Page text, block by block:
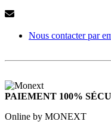
Nous contacter par
PAIEMENT 100%
Online by MONEXT